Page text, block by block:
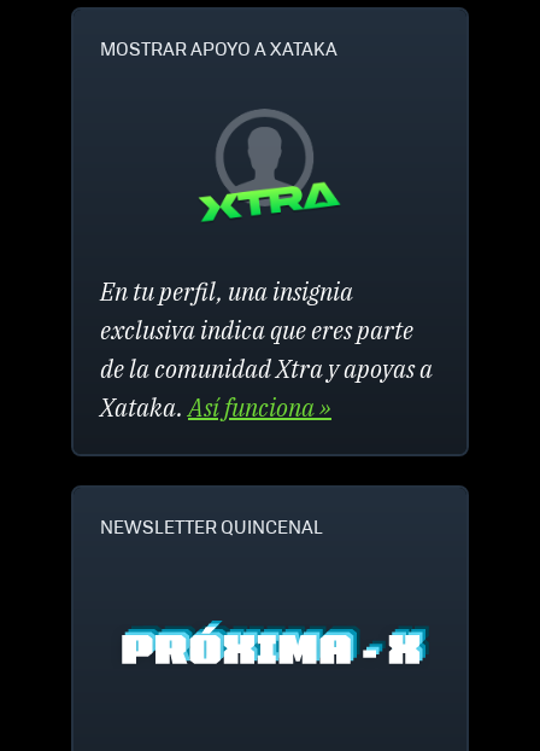
MOSTRAR APOYO A XATAKA
En tu perfil, una insignia
exclusiva indica que eres parte
de la comunidad Xtra y apoyas a
Xataka.Así funciona »
NEWSLETTER QUINCENAL